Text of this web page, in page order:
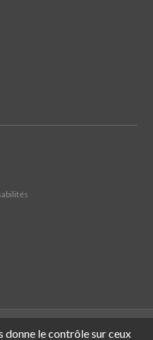
Traitement des réclamations
donne le contrôle sur ceux